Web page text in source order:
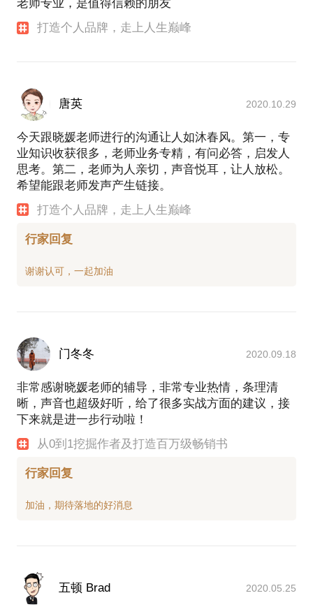
老师专业，是值得信赖的朋友
打造个人品牌，走上人生巅峰
唐英 2020.10.29
今天跟晓媛老师进行的沟通让人如沐春风。第一，专
业知识收获很多，老师业务专精，有问必答，启发人
思考。第二，老师为人亲切，声音悦耳，让人放松。
希望能跟老师发声产生链接。
打造个人品牌，走上人生巅峰
行家回复
门冬冬 2020.09.18
非常感谢晓媛老师的辅导，非常专业热情，条理清
晰，声音也超级好听，给了很多实战方面的建议，接
下来就是进一步行动啦！
从0到1挖掘作者及打造百万级畅销书
行家回复
五顿 Brad 2020.05.25